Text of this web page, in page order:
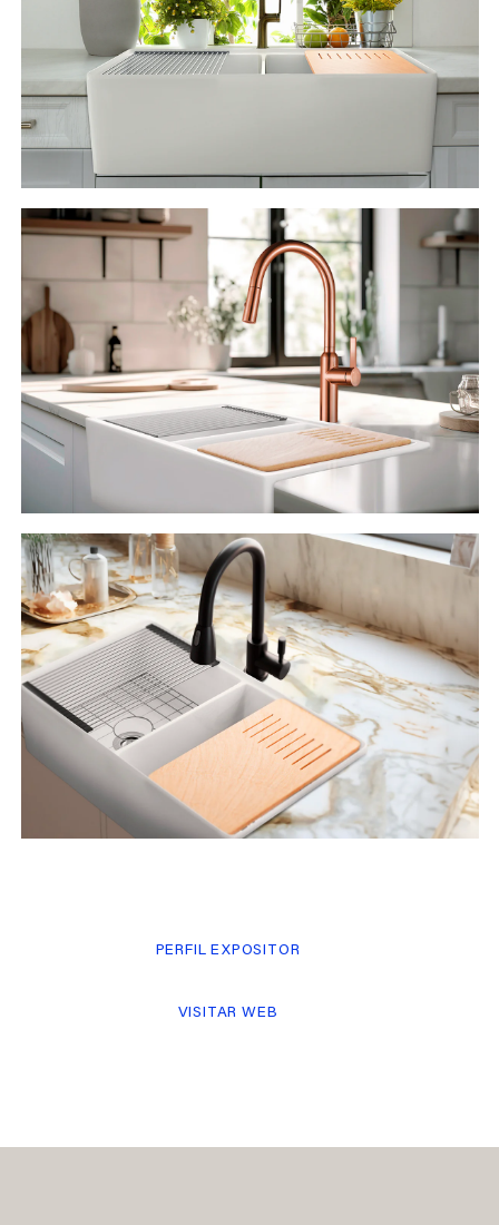
PERFIL EXPOSITOR
VISITAR WEB